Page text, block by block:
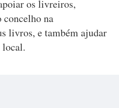
os livreiros,
na
livros, e também ajudar
local.